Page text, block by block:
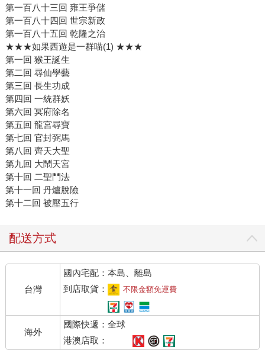
第一百八十三回 雍王爭儲
第一百八十四回 世宗新政
第一百八十五回 乾隆之治
★★★如果西遊是一群喵(1) ★★★
第一回 猴王誕生
第二回 尋仙學藝
第三回 長生功成
第四回 一統群妖
第六回 冥府除名
第五回 龍宮尋寶
第七回 官封弼馬
第八回 齊天大聖
第九回 大鬧天宮
第十回 二聖鬥法
第十一回 丹爐脫險
第十二回 被壓五行
配送方式
台灣
國內宅配：本島、離島
到店取貨：
不限金額免運費
海外
國際快遞：全球
港澳店取：